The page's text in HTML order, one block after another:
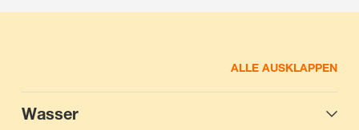
ALLE AUSKLAPPEN
Wasser